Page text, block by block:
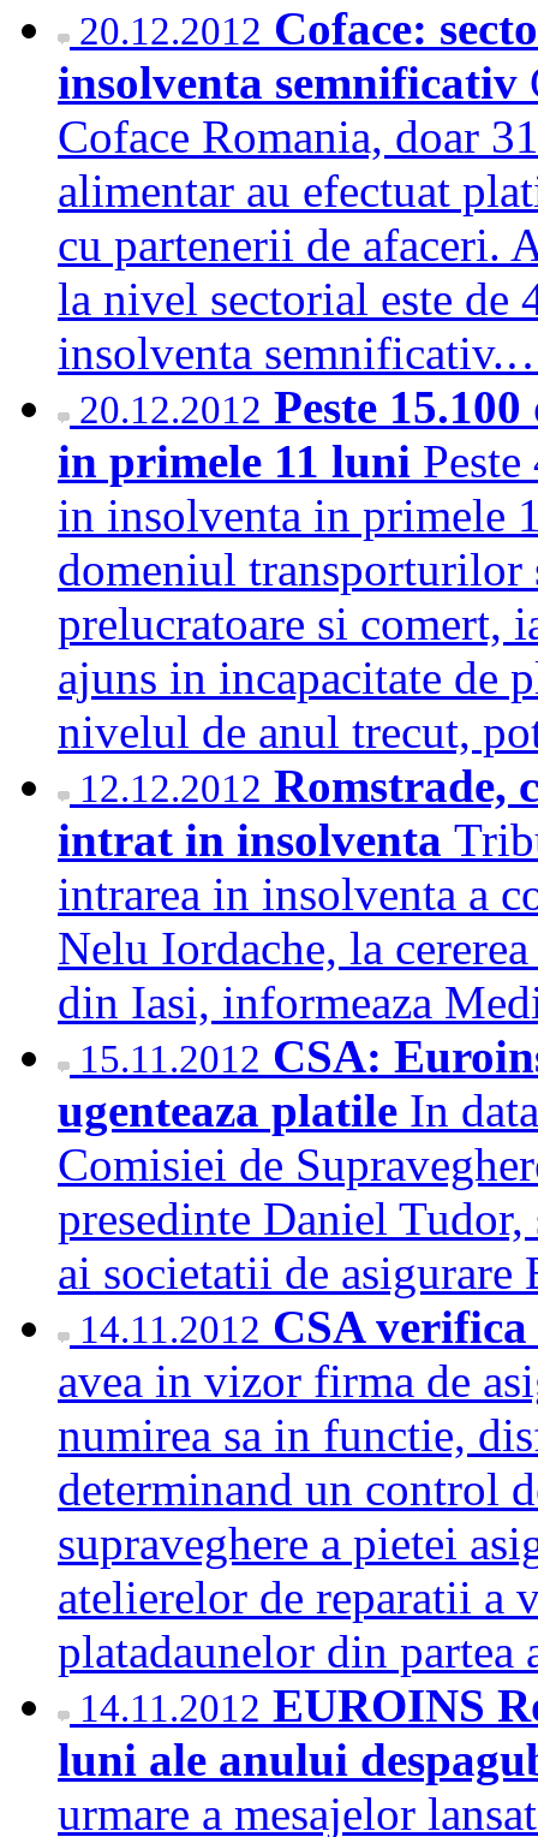
20.12.2012 Coface:
insolventa semnificativ
Coface Romania, doar
alimentar au efectuat
cu partenerii de afaceri.
la nivel sectorial este de
insolventa
20.12.2012 Peste
in primele 11 luni
in insolventa in primele
domeniul
prelucratoare si comert,
ajuns in incapacitate de
nivelul de anul trecut,
12.12.2012 Romstrade,
intrat in insolventa
intrarea in insolventa a
Nelu Iordache, la
din Iasi, informeaza
15.11.2012 CSA:
ugenteaza platile In
Comisiei de
presedinte Daniel
ai societatii de
14.11.2012 CSA
avea in vizor firma de
numirea sa in functie,
determinand un control
supraveghere a pietei
atelierelor de reparatii a
platadaunelor din
14.11.2012 EUROINS
luni ale anului
urmare a mesajelor